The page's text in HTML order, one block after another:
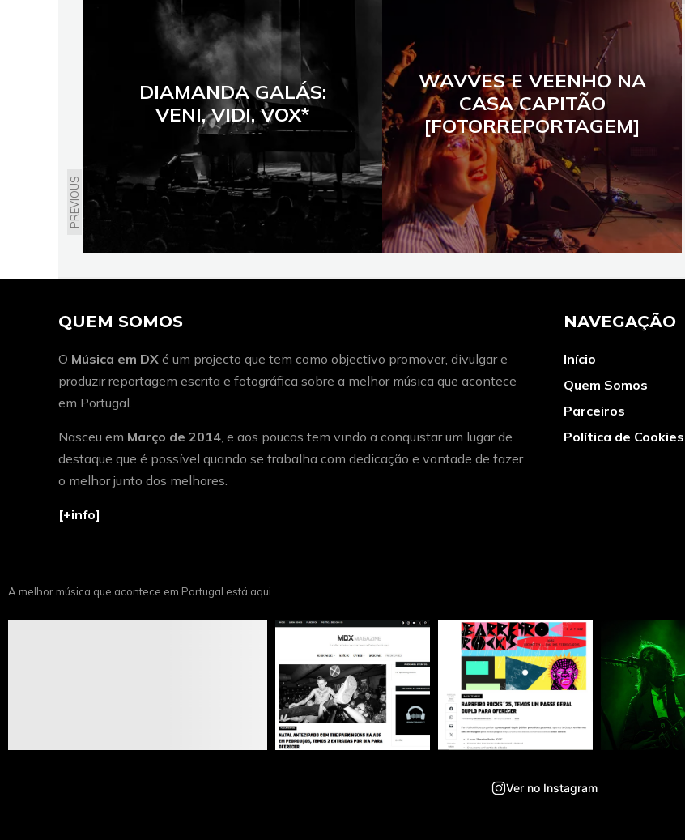
PREVIOUS
DIAMANDA GALÁS:
VENI, VIDI, VOX*
WAVVES E VEENHO NA
CASA CAPITÃO
[FOTORREPORTAGEM]
QUEM SOMOS
O Música em DX é um projecto que tem como objectivo promover, divulgar e
produzir reportagem escrita e fotográfica sobre a melhor música que acontece
em Portugal.
Nasceu em Março de 2014 , e aos poucos tem vindo a conquistar um lugar de
destaque que é possível quando se trabalha com dedicação e vontade de fazer
o melhor junto dos melhores.
[+info]
NAVEGAÇÃO
Início
Quem Somos
Parceiros
Política de Cookies
A melhor música que acontece em Portugal está aqui.
Ver no Instagram